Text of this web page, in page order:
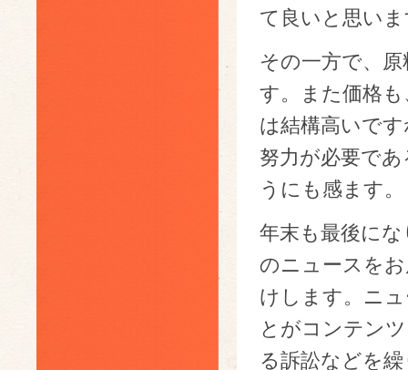
て良いと思い
その一方で、
す。また価格も
は結構高いで
努力が必要で
うにも感ます。
年末も最後に
のニュースを
けします。ニ
とがコンテン
る訴訟などを